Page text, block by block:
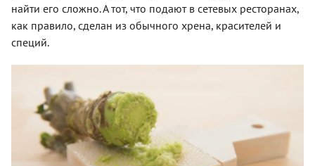
найти его сложно. А тот, что подают в сетевых ресторанах,
как правило, сделан из обычного хрена, красителей и
специй.